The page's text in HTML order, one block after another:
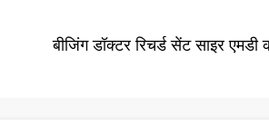
बीजिंग डॉक्टर रिचर्ड सेंट साइर